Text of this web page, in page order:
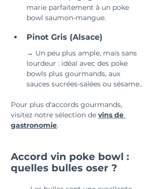
marie parfaitement à un poke
bowl saumon-mangue.
Pinot Gris (Alsace)
→ Un peu plus ample, mais sans
lourdeur : idéal avec des poke
bowls plus gourmands, aux
sauces sucrées-salées ou sésame..
Pour plus d'accords gourmands,
visitez notre sélection de vins de
gastronomie.
Accord vin poke bowl :
quelles bulles oser ?